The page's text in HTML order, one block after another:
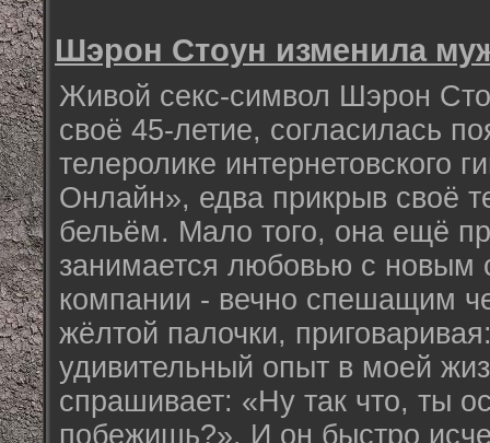
Шэрон Стоун изменила
Живой секс-символ Шэрон
своё 45-летие, согласилась
телеролике интернетовского
Онлайн», едва прикрыв своё
бельём. Мало того, она ещё
занимается любовью с новым
компании - вечно спешащим
жёлтой палочки,
удивительный опыт в моей
спрашивает: «Ну так что, ты
побежишь?». И он быстро